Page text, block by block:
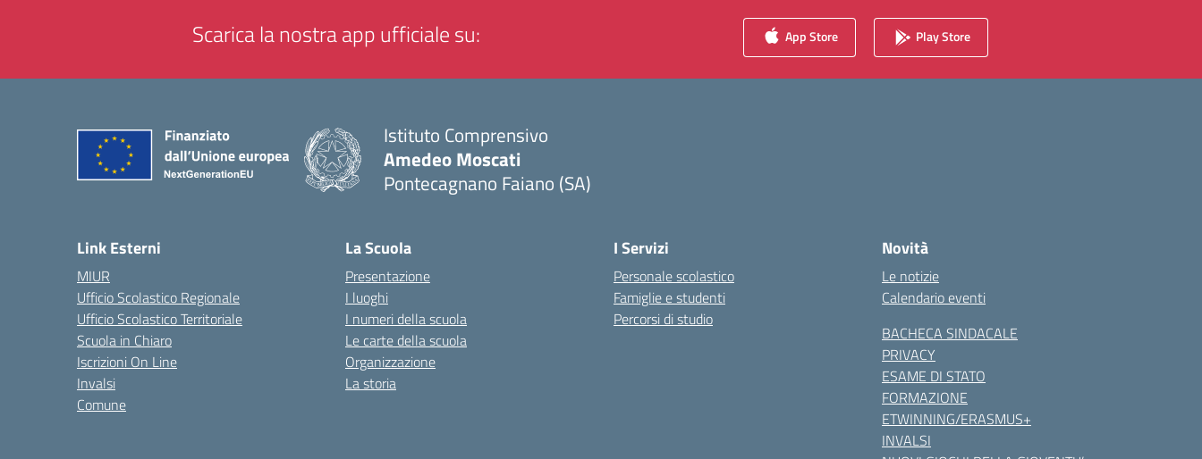
Scarica la nostra app ufficiale su: App Store Play Store
Istituto Comprensivo
Amedeo Moscati
Pontecagnano Faiano (SA)
Link Esterni
MIUR
Ufficio Scolastico Regionale
Ufficio Scolastico Territoriale
Scuola in Chiaro
Iscrizioni On Line
Invalsi
Comune
La Scuola
Presentazione
I luoghi
I numeri della scuola
Le carte della scuola
Organizzazione
La storia
I Servizi
Personale scolastico
Famiglie e studenti
Percorsi di studio
Novità
Le notizie
Calendario eventi
BACHECA SINDACALE
PRIVACY
ESAME DI STATO
FORMAZIONE
ETWINNING/ERASMUS+
INVALSI